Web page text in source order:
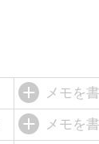
メモを書
メモを書